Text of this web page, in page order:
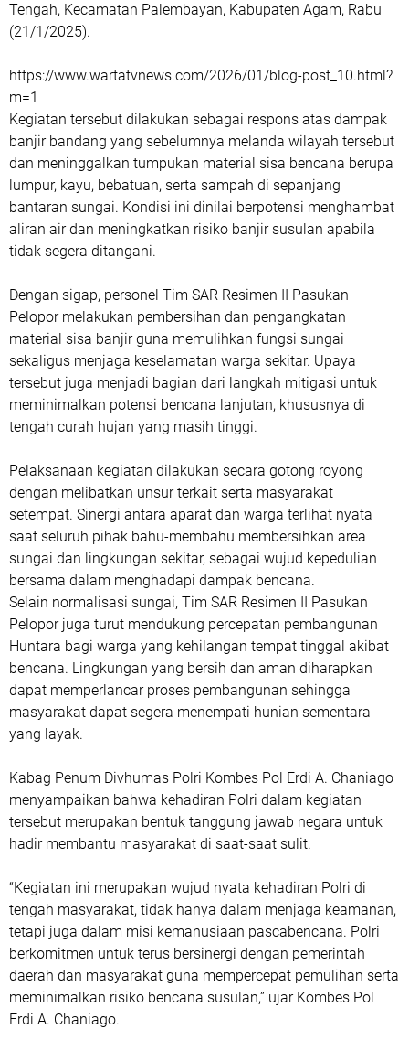
Tengah, Kecamatan Palembayan, Kabupaten Agam, Rabu
(21/1/2025).
https://www.wartatvnews.com/2026/01/blog-post_10.html?
m=1
Kegiatan tersebut dilakukan sebagai respons atas dampak
banjir bandang yang sebelumnya melanda wilayah tersebut
dan meninggalkan tumpukan material sisa bencana berupa
lumpur, kayu, bebatuan, serta sampah di sepanjang
bantaran sungai. Kondisi ini dinilai berpotensi menghambat
aliran air dan meningkatkan risiko banjir susulan apabila
tidak segera ditangani.
Dengan sigap, personel Tim SAR Resimen II Pasukan
Pelopor melakukan pembersihan dan pengangkatan
material sisa banjir guna memulihkan fungsi sungai
sekaligus menjaga keselamatan warga sekitar. Upaya
tersebut juga menjadi bagian dari langkah mitigasi untuk
meminimalkan potensi bencana lanjutan, khususnya di
tengah curah hujan yang masih tinggi.
Pelaksanaan kegiatan dilakukan secara gotong royong
dengan melibatkan unsur terkait serta masyarakat
setempat. Sinergi antara aparat dan warga terlihat nyata
saat seluruh pihak bahu-membahu membersihkan area
sungai dan lingkungan sekitar, sebagai wujud kepedulian
bersama dalam menghadapi dampak bencana.
Selain normalisasi sungai, Tim SAR Resimen II Pasukan
Pelopor juga turut mendukung percepatan pembangunan
Huntara bagi warga yang kehilangan tempat tinggal akibat
bencana. Lingkungan yang bersih dan aman diharapkan
dapat memperlancar proses pembangunan sehingga
masyarakat dapat segera menempati hunian sementara
yang layak.
Kabag Penum Divhumas Polri Kombes Pol Erdi A. Chaniago
menyampaikan bahwa kehadiran Polri dalam kegiatan
tersebut merupakan bentuk tanggung jawab negara untuk
hadir membantu masyarakat di saat-saat sulit.
“Kegiatan ini merupakan wujud nyata kehadiran Polri di
tengah masyarakat, tidak hanya dalam menjaga keamanan,
tetapi juga dalam misi kemanusiaan pascabencana. Polri
berkomitmen untuk terus bersinergi dengan pemerintah
daerah dan masyarakat guna mempercepat pemulihan serta
meminimalkan risiko bencana susulan,” ujar Kombes Pol
Erdi A. Chaniago.